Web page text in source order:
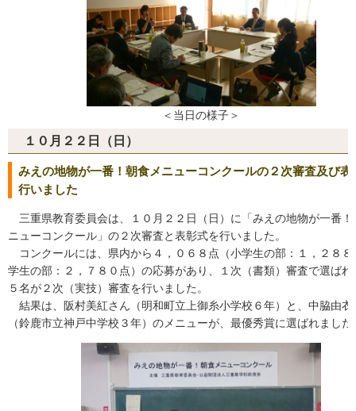
＜当日の様子＞
１０月２２日（日）
みえの地物が一番！朝食メニューコンクールの２次審査及び表
行いました
三重県教育委員会は、１０月２２日（日）に「みえの地物が一番！
ニューコンクール」の２次審査と表彰式を行いました。
コンクールには、県内から４，０６８点（小学生の部：１，２８８
学生の部：２，７８０点）の応募があり、１次（書類）審査で選ばれ
５名が２次（実技）審査を行いました。
結果は、阪村美紅さん（明和町立上御糸小学校６年）と、中脇由衣
（鈴鹿市立神戸中学校３年）のメニューが、最優秀賞に選ばれました